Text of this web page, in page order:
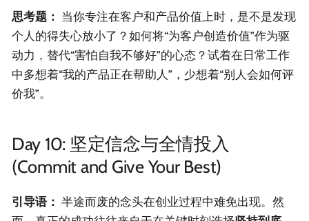
思考题： 当你专注在客户和产品价值上时，是不是发现
个人的得失心放小了？如何将“为客户创造价值”作为驱
动力，替代“害怕自我不够好”的心态？试着在日常工作
中多想着“我的产品正在帮助人”，少想着“别人会如何评
价我”。
Day 10: 坚定信念与全情投入
(Commit and Give Your Best)
引导语： 半途而废的念头在创业过程中难免出现。然